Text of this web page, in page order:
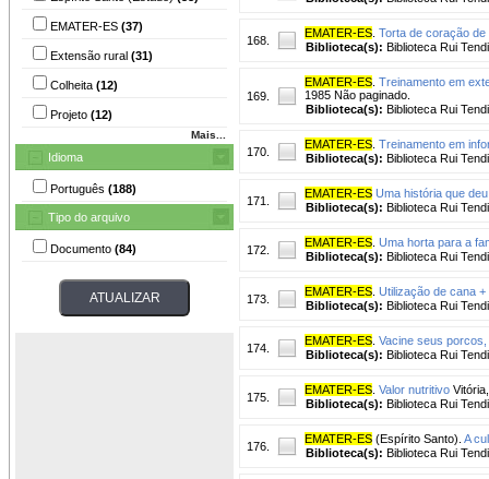
EMATER-ES (37)
Extensão rural (31)
Colheita (12)
Projeto (12)
Mais...
Idioma
Português (188)
Tipo do arquivo
Documento (84)
168.
EMATER-ES Torta de coração de
Biblioteca(s): Biblioteca Rui
169.
EMATER-ES Treinamento em
1985 Não paginado.
Biblioteca(s): Biblioteca Rui
170.
EMATER-ES Treinamento em
Biblioteca(s): Biblioteca Rui
171.
EMATER-ES Uma história que
Biblioteca(s): Biblioteca Rui
172.
EMATER-ES Uma horta para a
Biblioteca(s): Biblioteca Rui
173.
EMATER-ES Utilização de cana
Biblioteca(s): Biblioteca Rui
174.
EMATER-ES Vacine seus
Biblioteca(s): Biblioteca Rui
175.
EMATER-ES Valor nutritivo
Biblioteca(s): Biblioteca Rui
176.
EMATER-ES (Espírito Santo). A
Biblioteca(s): Biblioteca Rui